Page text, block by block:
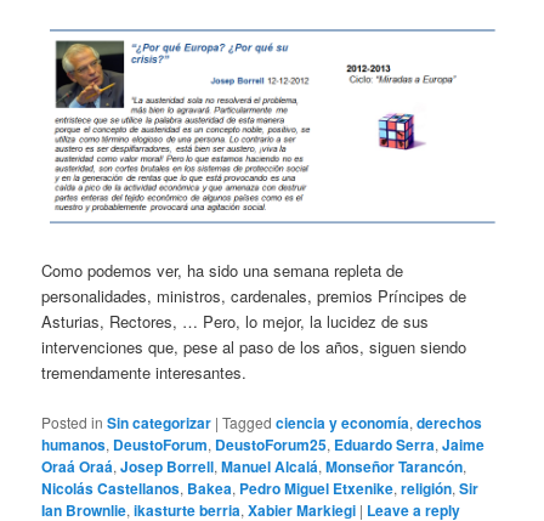
Como podemos ver, ha sido una semana repleta de
personalidades, ministros, cardenales, premios Príncipes de
Asturias, Rectores, … Pero, lo mejor, la lucidez de sus
intervenciones que, pese al paso de los años, siguen siendo
tremendamente interesantes.
Posted in Sin categorizar |Tagged ciencia y economía,derechos
humanos, DeustoForum, DeustoForum25, Eduardo Serra,Jaime
Oraá Oraá,Josep Borrell,Manuel Alcalá,Monseñor Tarancón,
Nicolás Castellanos, Bakea, Pedro Miguel Etxenike,religión,Sir
Ian Brownlie,ikasturte berria,Xabier Markiegi | Leave a reply